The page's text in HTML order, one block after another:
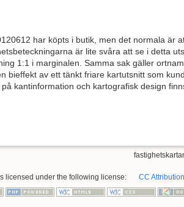
har köpts i butik, men det normala är
är lite svåra att se i detta
1:1 i marginalen. Samma sak gäller
bieffekt av ett tänkt friare kartutsnitt som
kantinformation och kartografisk design
licensed under the following license: CC